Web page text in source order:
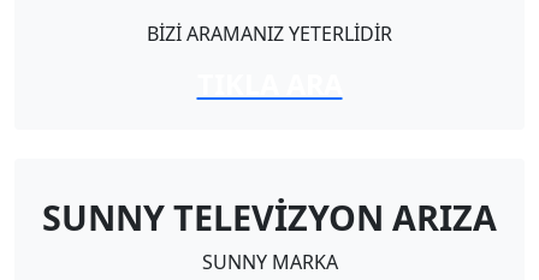
BİZİ ARAMANIZ YETERLİDİR
SUNNY TELEVİZYON ARIZA
SUNNY MARKA